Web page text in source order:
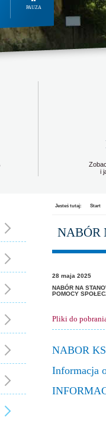
PAUZA
i
Jesteś tutaj: Start
NABÓR
28 maja 2025
NABÓR NA
POMOCY
Pliki do
NABOR
Informacja